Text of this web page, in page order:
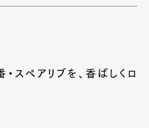
スペアリブを、香ばしくロ